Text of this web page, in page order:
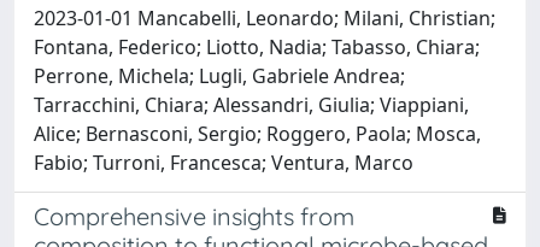
2023-01-01 Mancabelli, Leonardo; Milani, Christian;
Fontana, Federico; Liotto, Nadia; Tabasso, Chiara;
Perrone, Michela; Lugli, Gabriele Andrea;
Tarracchini, Chiara; Alessandri, Giulia; Viappiani,
Alice; Bernasconi, Sergio; Roggero, Paola; Mosca,
Fabio; Turroni, Francesca; Ventura, Marco
Comprehensive insights from